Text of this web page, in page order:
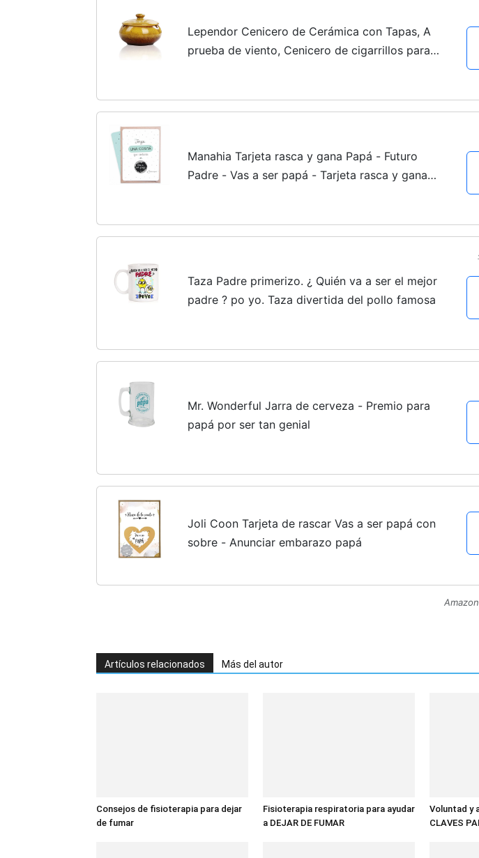
Lependor Cenicero de Cerámica con Tapas, A
prueba de viento, Cenicero de cigarrillos para
Manahia Tarjeta rasca y gana Papá - Futuro
Padre - Vas a ser papá - Tarjeta rasca y gana
Taza Padre primerizo. ¿ Quién va a ser el mejor
padre ? po yo. Taza divertida del pollo famosa
Mr. Wonderful Jarra de cerveza - Premio para
papá por ser tan genial
Joli Coon Tarjeta de rascar Vas a ser papá con
sobre - Anunciar embarazo papá
Artículos relacionados Más del autor
Consejos de fisioterapia para dejar
de fumar
Fisioterapia respiratoria para ayudar
a DEJAR DE FUMAR
Voluntad y
CLAVES